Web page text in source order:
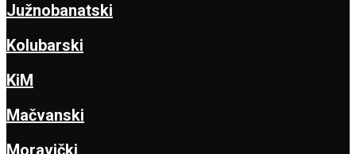
Južnobanatski
Kolubarski
KiM
Mačvanski